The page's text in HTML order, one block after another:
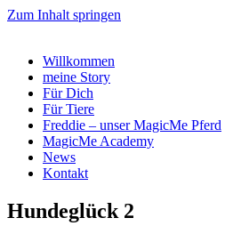
Zum Inhalt springen
Willkommen
meine Story
Für Dich
Für Tiere
Freddie – unser MagicMe Pferd
MagicMe Academy
News
Kontakt
Hundeglück 2